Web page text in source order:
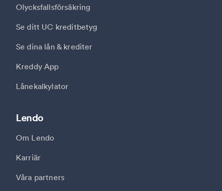
Olycksfallsförsäkring
Se ditt UC kreditbetyg
Se dina lån & krediter
Kreddy App
Lånekalkylator
Lendo
Om Lendo
Karriär
Våra partners